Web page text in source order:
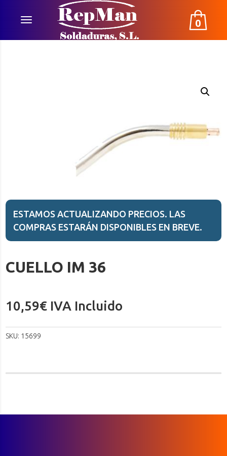
ESTAMOS ACTUALIZANDO PRECIOS. LAS
COMPRAS ESTARÁN DISPONIBLES EN BREVE.
CUELLO IM 36
10,59€ IVA Incluido
SKU: 15699
0